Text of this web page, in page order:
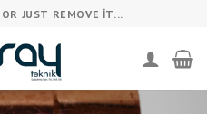
JUST REMOVE IT...